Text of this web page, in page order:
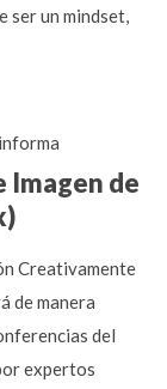
ser un mindset,
Imagen de
Creativamente
de manera
del
expertos